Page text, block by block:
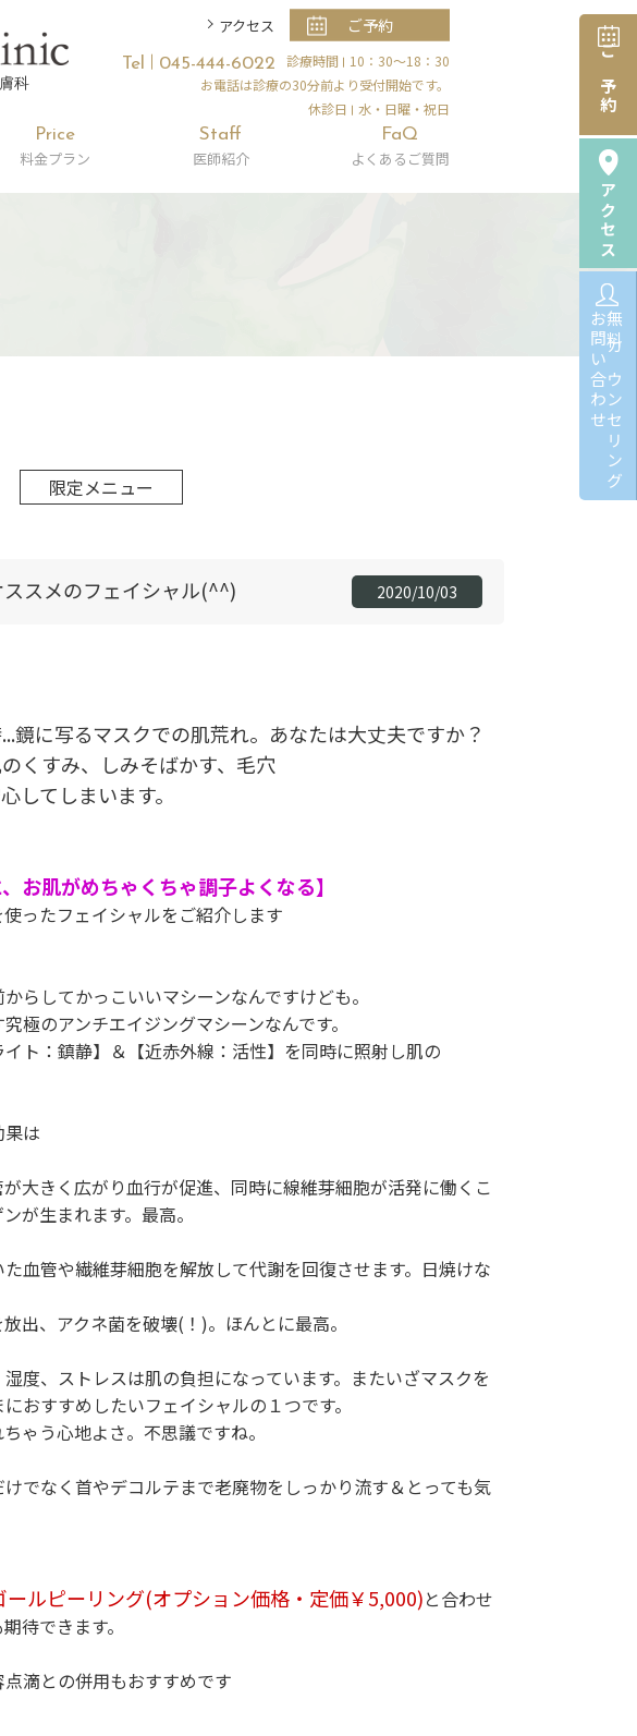
ご予約
アクセス
無料カウンセリング
お問い合わせ
科
アクセス ご予約
Tel 045-444-6022 診療時間
10：30～18：30
お電話は診療の30分前より受付開始です。
休診日
水・日曜・祝日
Price
料金プラン
Staff
医師紹介
FaQ
よくあるご質問
限定メニュー
2020/10/03
スメのフェイシャル(^^)
鏡に写るマスクでの肌荒れ。あなたは大丈夫ですか？
くすみ、しみそばかす、毛穴
してしまいます。
お肌がめちゃくちゃ調子よくなる】
ったフェイシャルをご紹介します
らしてかっこいいマシーンなんですけども。
極のアンチエイジングマシーンなんです。
ト：鎮静】＆【近赤外線：活性】を同時に照射し肌の
は
大きく広がり血行が促進、同時に線維芽細胞が活発に働くこ
が生まれます。最高。
血管や繊維芽細胞を解放して代謝を回復させます。日焼けな
出、アクネ菌を破壊(！)。ほんとに最高。
度、ストレスは肌の負担になっています。またいざマスクを
おすすめしたいフェイシャルの１つです。
ゃう心地よさ。不思議ですね。
けでなく首やデコルテまで老廃物をしっかり流す＆とっても気
ルピーリング(オプション価格・定価￥5,000)と合わせ
待できます。
滴との併用もおすすめです